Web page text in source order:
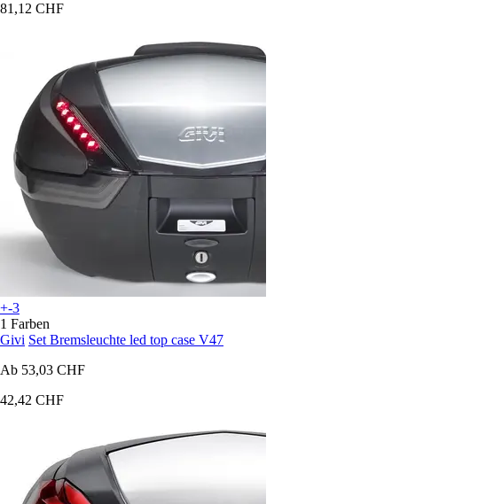
81,12 CHF
+-3
1 Farben
Givi Set Bremsleuchte led top case V47
Ab 53,03 CHF
42,42 CHF